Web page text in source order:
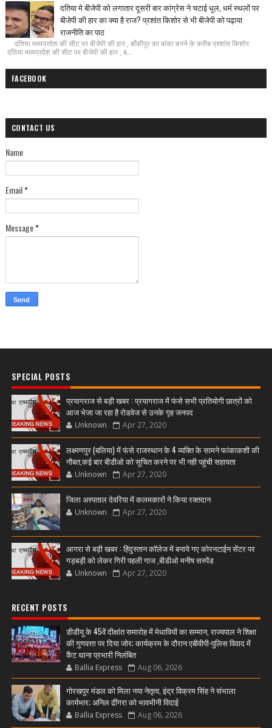
दतिया मे बीजेपी को लगातार दूसरी बार कांग्रेस ने चटाई धूल, धर्म स्थलों पर
बीजेपी की हार का क्या है राज? प्रशांत किशोर से भी बीजेपी को पढ़ाया
राजनीति का पाठ
दतिया मध्यप्रदेश की सीट पर बीजेपी की हार , बाँकीपुर का बांका बनने के करीब प्रशांत किशोर
दतिया मध्यप्रदेश की सीट पर बीजेपी की हार , ब...
FACEBOOK
CONTACT US
Name
Email*
Message*
SPECIAL POSTS
प्रयागराज से बड़ी खबर : प्रयागराज में फंसे सभी प्रतियोगी छात्रों को
आज भेजा जा रहा है रोडवेज से उनके गृह जनपद
Unknown Apr 27, 2020
लक्ष्मणपुर (बलिया) में फंसे राजस्थान के 4 व्यक्ति के सामने फांकाकशी की
नौबत,कई बार बीडीओ को सूचित करने पर भी नही पहुंची सहायता
Unknown Apr 27, 2020
जिला अस्पताल देवरिया में कलमकारों ने किया रक्तदान
Unknown Apr 27, 2020
आगरा से बड़ी खबर : हिंदुस्तान कॉलेज में बनाये गए कोरनटाईन सेंटर पर
गड़बड़ी को लेकर गिरी पहली गाज ,बीडीओ मनीष सस्पेंड
Unknown Apr 27, 2020
RECENT POSTS
डीडीयू के 45वें दीक्षांत समारोह में मेधावियों का सम्मान, राज्यपाल ने शिक्षा
की गुणवत्ता पर दिया जोर; कार्यक्रम के दौरान एबीवीपी-पुलिस विवाद में
कैंट थाना प्रभारी निलंबित
Ballia Express Aug 06, 2026
गोरखपुर मंडल को मिला नया नेतृत्व, इंद्र विक्रम सिंह ने संभाला
कार्यभार; अनिल ढींगरा को भावभीनी विदाई
Ballia Express Aug 06, 2026